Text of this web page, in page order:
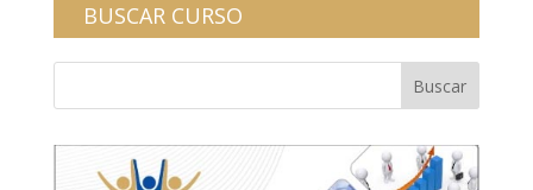
BUSCAR CURSO